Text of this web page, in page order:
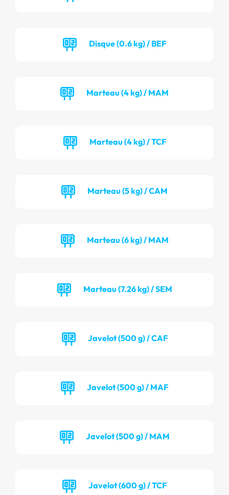
Disque (0.6 kg) / BEF
Marteau (4 kg) / MAM
Marteau (4 kg) / TCF
Marteau (5 kg) / CAM
Marteau (6 kg) / MAM
Marteau (7.26 kg) / SEM
Javelot (500 g) / CAF
Javelot (500 g) / MAF
Javelot (500 g) / MAM
Javelot (600 g) / TCF